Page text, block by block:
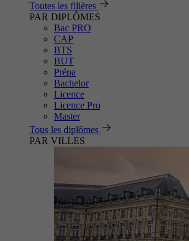
Toutes les filières
PAR DIPLÔMES
Bac PRO
CAP
BTS
BUT
Prépa
Bachelor
Licence
Licence Pro
Master
Tous les diplômes
PAR VILLES